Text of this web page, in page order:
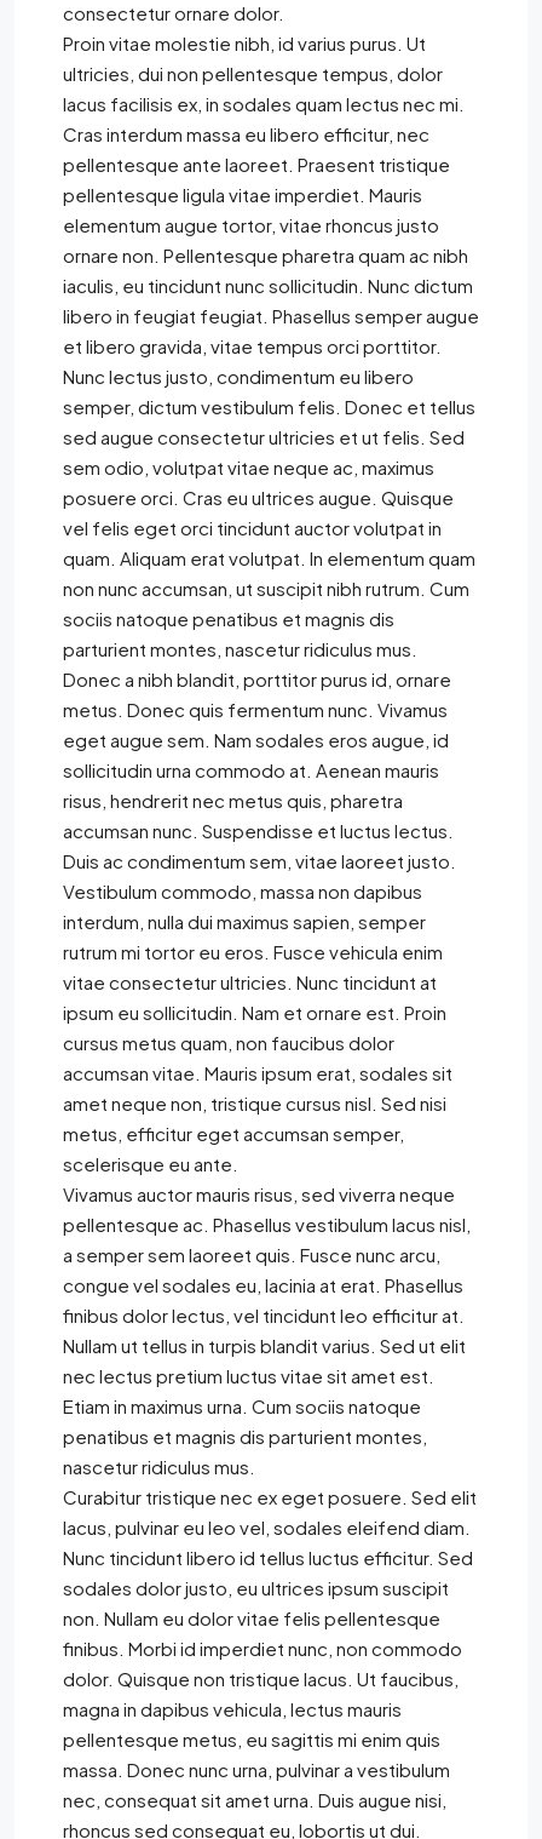
consectetur ornare dolor.
Proin vitae molestie nibh, id varius purus. Ut
ultricies, dui non pellentesque tempus, dolor
lacus facilisis ex, in sodales quam lectus nec mi.
Cras interdum massa eu libero efficitur, nec
pellentesque ante laoreet. Praesent tristique
pellentesque ligula vitae imperdiet. Mauris
elementum augue tortor, vitae rhoncus justo
ornare non. Pellentesque pharetra quam ac nibh
iaculis, eu tincidunt nunc sollicitudin. Nunc dictum
libero in feugiat feugiat. Phasellus semper augue
et libero gravida, vitae tempus orci porttitor.
Nunc lectus justo, condimentum eu libero
semper, dictum vestibulum felis. Donec et tellus
sed augue consectetur ultricies et ut felis. Sed
sem odio, volutpat vitae neque ac, maximus
posuere orci. Cras eu ultrices augue. Quisque
vel felis eget orci tincidunt auctor volutpat in
quam. Aliquam erat volutpat. In elementum quam
non nunc accumsan, ut suscipit nibh rutrum. Cum
sociis natoque penatibus et magnis dis
parturient montes, nascetur ridiculus mus.
Donec a nibh blandit, porttitor purus id, ornare
metus. Donec quis fermentum nunc. Vivamus
eget augue sem. Nam sodales eros augue, id
sollicitudin urna commodo at. Aenean mauris
risus, hendrerit nec metus quis, pharetra
accumsan nunc. Suspendisse et luctus lectus.
Duis ac condimentum sem, vitae laoreet justo.
Vestibulum commodo, massa non dapibus
interdum, nulla dui maximus sapien, semper
rutrum mi tortor eu eros. Fusce vehicula enim
vitae consectetur ultricies. Nunc tincidunt at
ipsum eu sollicitudin. Nam et ornare est. Proin
cursus metus quam, non faucibus dolor
accumsan vitae. Mauris ipsum erat, sodales sit
amet neque non, tristique cursus nisl. Sed nisi
metus, efficitur eget accumsan semper,
scelerisque eu ante.
Vivamus auctor mauris risus, sed viverra neque
pellentesque ac. Phasellus vestibulum lacus nisl,
a semper sem laoreet quis. Fusce nunc arcu,
congue vel sodales eu, lacinia at erat. Phasellus
finibus dolor lectus, vel tincidunt leo efficitur at.
Nullam ut tellus in turpis blandit varius. Sed ut elit
nec lectus pretium luctus vitae sit amet est.
Etiam in maximus urna. Cum sociis natoque
penatibus et magnis dis parturient montes,
nascetur ridiculus mus.
Curabitur tristique nec ex eget posuere. Sed elit
lacus, pulvinar eu leo vel, sodales eleifend diam.
Nunc tincidunt libero id tellus luctus efficitur. Sed
sodales dolor justo, eu ultrices ipsum suscipit
non. Nullam eu dolor vitae felis pellentesque
finibus. Morbi id imperdiet nunc, non commodo
dolor. Quisque non tristique lacus. Ut faucibus,
magna in dapibus vehicula, lectus mauris
pellentesque metus, eu sagittis mi enim quis
massa. Donec nunc urna, pulvinar a vestibulum
nec, consequat sit amet urna. Duis augue nisi,
rhoncus sed consequat eu, lobortis ut dui.